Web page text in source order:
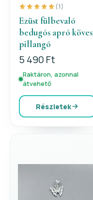
(1)
Ezüst fülbevaló
bedugós apró köves
pillangó
5 490 Ft
Raktáron, azonnal
átvehető
Részletek